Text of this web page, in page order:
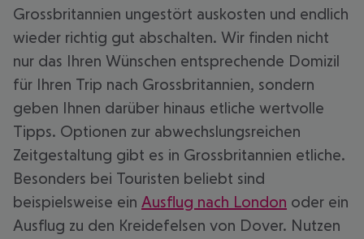
Grossbritannien ungestört auskosten und endlich
wieder richtig gut abschalten. Wir finden nicht
nur das Ihren Wünschen entsprechende Domizil
für Ihren Trip nach Grossbritannien, sondern
geben Ihnen darüber hinaus etliche wertvolle
Tipps. Optionen zur abwechslungsreichen
Zeitgestaltung gibt es in Grossbritannien etliche.
Besonders bei Touristen beliebt sind
beispielsweise ein Ausflug nach London oder ein
Ausflug zu den Kreidefelsen von Dover. Nutzen